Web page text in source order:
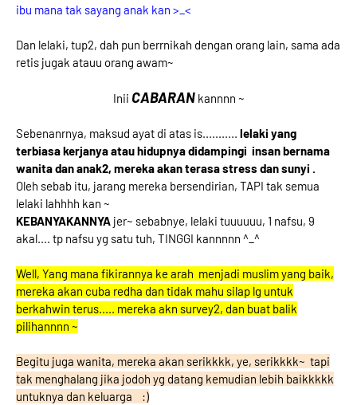
ibu mana tak sayang anak kan >_<
Dan lelaki, tup2, dah pun berrnikah dengan orang lain, sama ada
retis jugak atauu orang awam~
Inii CABARANkannnn ~
Sebenanrnya, maksud ayat di atas is........... lelaki yang
terbiasa kerjanya atau hidupnya didampingi insan bernama
wanita dan anak2, mereka akan terasa stress dan sunyi .
Oleh sebab itu, jarang mereka bersendirian, TAPI tak semua
lelaki lahhhh kan ~
KEBANYAKANNYA jer~ sebabnye, lelaki tuuuuuu, 1 nafsu, 9
akal.... tp nafsu yg satu tuh, TINGGI kannnnn ^_^
Well, Yang mana fikirannya ke arah menjadi muslim yang baik,
mereka akan cuba redha dan tidak mahu silap lg untuk
berkahwin terus..... mereka akn survey2, dan buat balik
pilihannnn ~
Begitu juga wanita, mereka akan serikkkk, ye, serikkkk~ tapi
tak menghalang jika jodoh yg datang kemudian lebih baikkkkk
untuknya dan keluarga :)